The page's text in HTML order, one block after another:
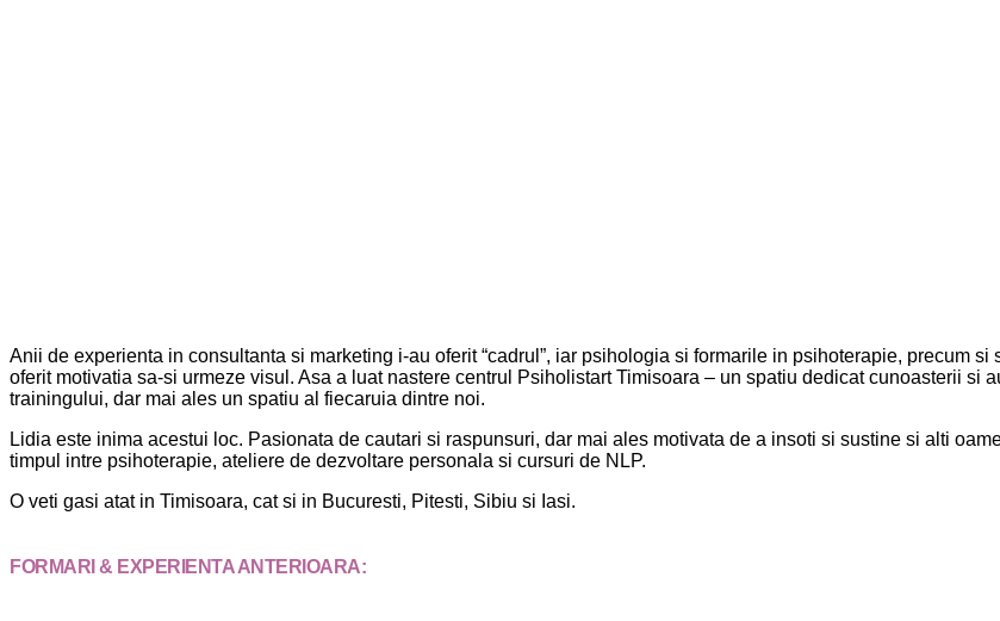
Anii de experienta in consultanta si marketing i-au oferit “cadrul”, iar psihologia si formarile in psihoterapie, precum
oferit motivatia sa-si urmeze visul. Asa a luat nastere centrul Psiholistart Timisoara – un spatiu dedicat cunoasterii si
trainingului, dar mai ales un spatiu al fiecaruia dintre noi.
Lidia este inima acestui loc. Pasionata de cautari si raspunsuri, dar mai ales motivata de a insoti si sustine si alti
timpul intre psihoterapie, ateliere de dezvoltare personala si cursuri de NLP.
O veti gasi atat in Timisoara, cat si in Bucuresti, Pitesti, Sibiu si Iasi.
FORMARI & EXPERIENTA ANTERIOARA: